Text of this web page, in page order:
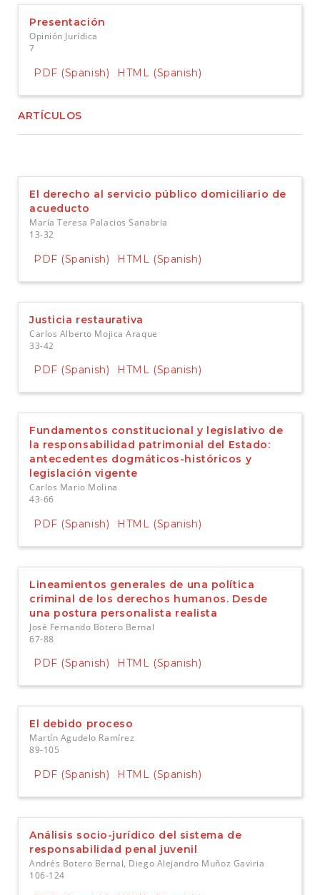
b
a
Presentación
Opinión Jurídica
7
PDF (Spanish) HTML (Spanish)
ARTÍCULOS
El derecho al servicio público domiciliario de
acueducto
María Teresa Palacios Sanabria
13-32
PDF (Spanish) HTML (Spanish)
Justicia restaurativa
Carlos Alberto Mojica Araque
33-42
PDF (Spanish) HTML (Spanish)
Fundamentos constitucional y legislativo de
la responsabilidad patrimonial del Estado:
antecedentes dogmáticos-históricos y
legislación vigente
Carlos Mario Molina
43-66
PDF (Spanish) HTML (Spanish)
Lineamientos generales de una política
criminal de los derechos humanos. Desde
una postura personalista realista
José Fernando Botero Bernal
67-88
PDF (Spanish) HTML (Spanish)
El debido proceso
Martín Agudelo Ramírez
89-105
PDF (Spanish) HTML (Spanish)
Análisis socio-jurídico del sistema de
responsabilidad penal juvenil
Andrés Botero Bernal, Diego Alejandro Muñoz Gaviria
106-124